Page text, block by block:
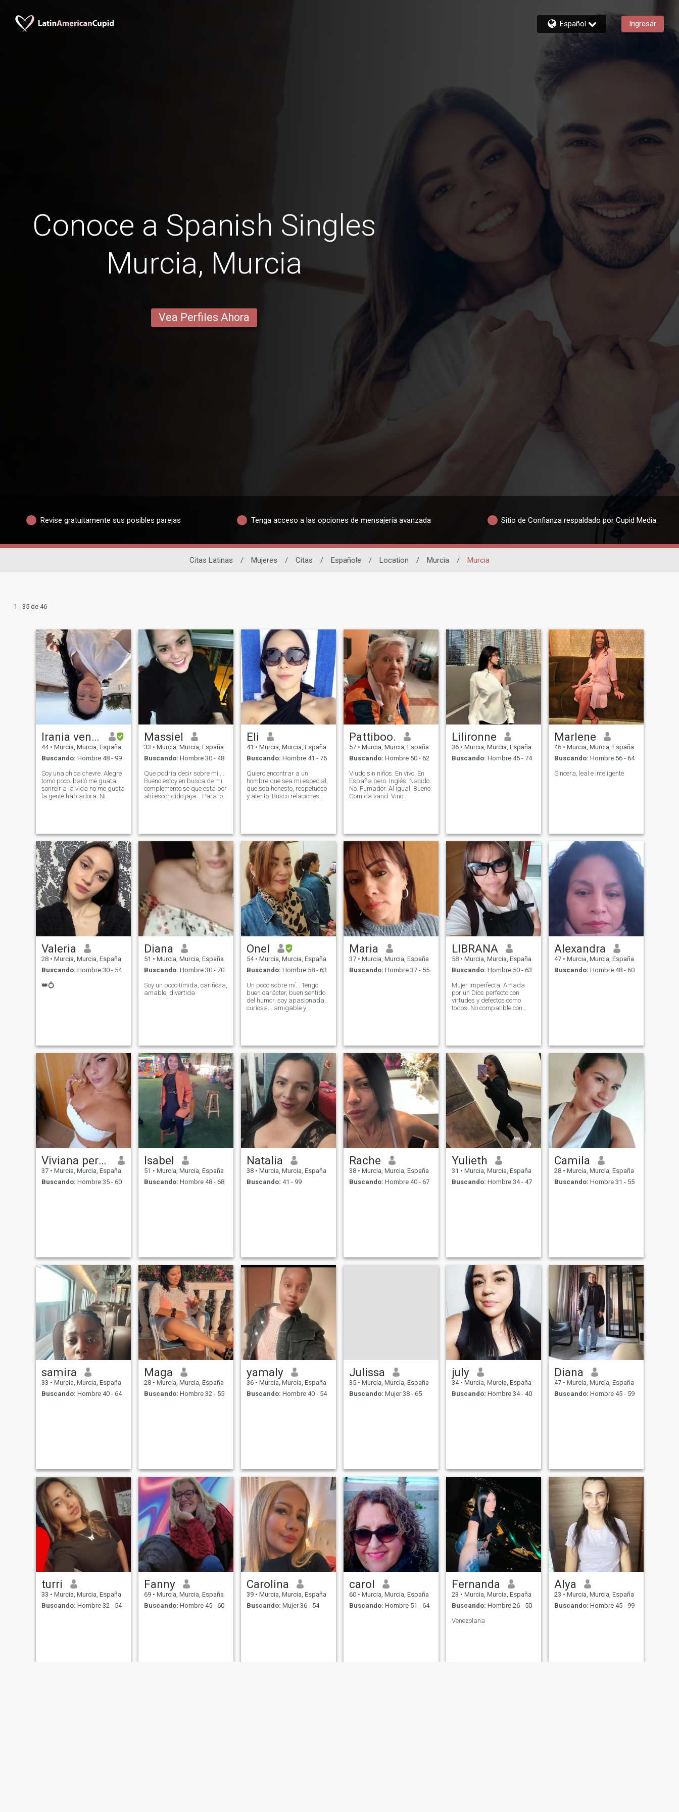
Español Ingresar
Conoce a Spanish Singles
Murcia, Murcia
Vea Perfiles Ahora
Revise gratuitamente sus posibles parejas Tenga acceso a las opciones de mensajería avanzada Sitio de Confianza respaldado por Cupid Media
Citas Latinas / Mujeres / Citas / Españole / Location / Murcia / Murcia
1 - 35 de 46
Irania venezolana
44 • Murcia, Murcia, España
Buscando: Hombre 48 - 99
Soy una chica chevre. Alegre
tomo poco. bailó me guata
sonreír a la vida no me gusta
la gente habladora. Ni
amigable amable servicial
tengo mucho q dar cuendo
encuentro a mi pareja ideal
Massiel
33 • Murcia, Murcia, España
Buscando: Hombre 30 - 48
Que podría decir sobre mi.....
Bueno estoy en busca de mi
complemento se que está por
ahí escondido jaja... Para los
alegre, honesta y quiero
encontrar a alguien que
quiera ser feliz con migo......
Eli
41 • Murcia, Murcia, España
Buscando: Hombre 41 - 76
Quiero encontrar a un
hombre que sea mi especial,
que sea honesto, respetuoso
y atento. Busco relaciones
tranquilidad a mis días.
Quiero a alguien para
cuidar, para amar, para
disfrutar esta vida juntos.
Pattiboo.
57 • Murcia, Murcia, España
Buscando: Hombre 50 - 62
Viudo sin niños. En vivo. En
España pero. Inglés. Nacido.
No. Fumador. Al igual. Bueno.
Comida vand. Vino.
Después. Bering. Casado.
Cinco. Semanas. Desde.
COVID. Fuimos. Siver. Gris.
Con. Shock. Pasionette.
Mujer. Romana. Católico.
Lilironne
36 • Murcia, Murcia, España
Buscando: Hombre 45 - 74
Marlene
46 • Murcia, Murcia, España
Buscando: Hombre 56 - 64
Sincera, leal e inteligente
Valeria
28 • Murcia, Murcia, España
Buscando: Hombre 30 - 54
👑💍
Diana
51 • Murcia, Murcia, España
Buscando: Hombre 30 - 70
Soy un poco tímida, cariñosa,
amable, divertida
Onel
54 • Murcia, Murcia, España
Buscando: Hombre 58 - 63
Un poco sobre mí... Tengo
buen carácter, buen sentido
del humor, soy apasionada,
curiosa... amigable y
paseo... Me gustaria tener un
gato y un pequeño perro en el
futuro...
Maria
37 • Murcia, Murcia, España
Buscando: Hombre 37 - 55
LIBRANA
58 • Murcia, Murcia, España
Buscando: Hombre 50 - 63
Mujer imperfecta, Amada
por un Díos perfecto con
virtudes y defectos como
todos. No compatible con
Alexandra
47 • Murcia, Murcia, España
Buscando: Hombre 48 - 60
Viviana perez
37 • Murcia, Murcia, España
Buscando: Hombre 35 - 60
Isabel
51 • Murcia, Murcia, España
Buscando: Hombre 48 - 68
Natalia
38 • Murcia, Murcia, España
Buscando: 41 - 99
Rache
38 • Murcia, Murcia, España
Buscando: Hombre 40 - 67
Yulieth
31 • Murcia, Murcia, España
Buscando: Hombre 34 - 47
Camila
28 • Murcia, Murcia, España
Buscando: Hombre 31 - 55
samira
33 • Murcia, Murcia, España
Buscando: Hombre 40 - 64
Maga
28 • Murcia, Murcia, España
Buscando: Hombre 32 - 55
yamaly
36 • Murcia, Murcia, España
Buscando: Hombre 40 - 54
Julissa
35 • Murcia, Murcia, España
Buscando: Mujer 38 - 65
july
34 • Murcia, Murcia, España
Buscando: Hombre 34 - 40
Diana
47 • Murcia, Murcia, España
Buscando: Hombre 45 - 59
turri
33 • Murcia, Murcia, España
Buscando: Hombre 32 - 54
Fanny
69 • Murcia, Murcia, España
Buscando: Hombre 45 - 60
Carolina
39 • Murcia, Murcia, España
Buscando: Mujer 36 - 54
carol
60 • Murcia, Murcia, España
Buscando: Hombre 51 - 64
Fernanda
23 • Murcia, Murcia, España
Buscando: Hombre 26 - 50
Venezolana
Alya
23 • Murcia, Murcia, España
Buscando: Hombre 45 - 99